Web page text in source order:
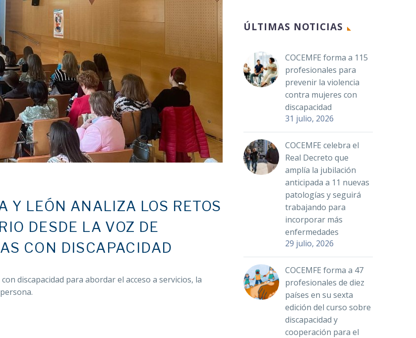
Y LEÓN ANALIZA LOS RETOS
DESDE LA VOZ DE
CON DISCAPACIDAD
discapacidad para abordar el acceso a servicios, la
ÚLTIMAS NOTICIAS
COCEMFE forma a 115
profesionales para
prevenir la violencia
contra mujeres con
discapacidad
31 julio, 2026
COCEMFE celebra el
Real Decreto que
amplía la jubilación
anticipada a 11 nuevas
patologías y seguirá
trabajando para
incorporar más
enfermedades
29 julio, 2026
COCEMFE forma a 47
profesionales de diez
países en su sexta
edición del curso sobre
discapacidad y
cooperación para el